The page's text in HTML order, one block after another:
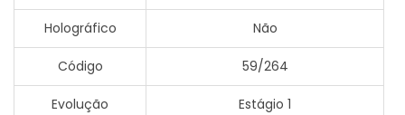
Holográfico Não
Código 59/264
Evolução Estágio 1